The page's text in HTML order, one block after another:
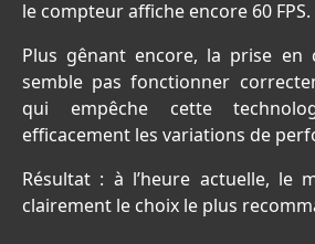
le compteur affiche encore 60 FPS.
Plus gênant encore, la prise en
semble pas fonctionner
qui empêche cette
efficacement les variations de
Résultat : à l’heure actuelle, le
clairement le choix le plus